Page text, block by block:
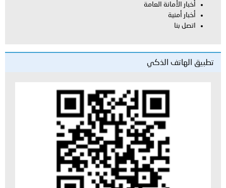
أخبار الأمانة العامة
أخبار أمنية
اتصل بنا
تطبيق الهاتف الذكي